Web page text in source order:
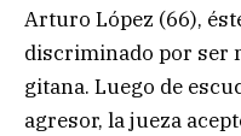
Arturo López (66),
discriminado por ser
gitana. Luego de
agresor, la jueza